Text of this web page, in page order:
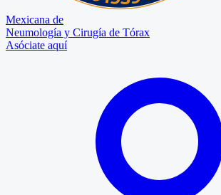
Mexicana de
Neumología y Cirugía de Tórax
Asóciate aquí